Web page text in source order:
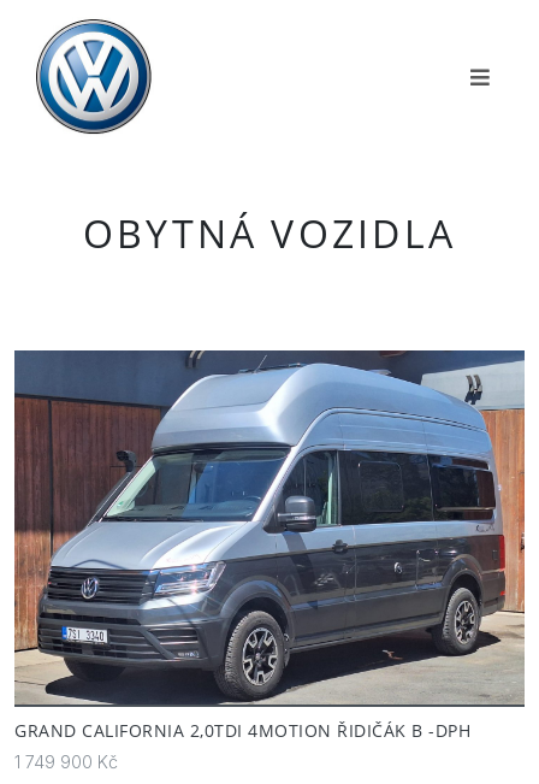
OBYTNÁ VOZIDLA
GRAND CALIFORNIA 2,0TDI 4MOTION ŘIDIČÁK B -DPH
1 749 900 Kč